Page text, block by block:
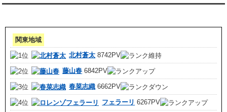
関東地域
北村蒼太 8742PV
藤山春 6842PV
春菜志織 6662PV
フェラーリ 6267PV